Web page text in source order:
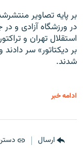
بر پایه تصاویر
در ورزشگاه آزادی و
استقلال تهران و
بر دیکتاتور» سر دادند
شدند.
ادامه خبر
ارسال